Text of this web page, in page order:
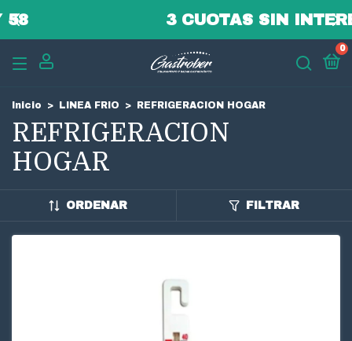
3 CUOTAS SIN INTERES
0
Inicio > LINEA FRIO > REFRIGERACION HOGAR
REFRIGERACION
HOGAR
ORDENAR FILTRAR